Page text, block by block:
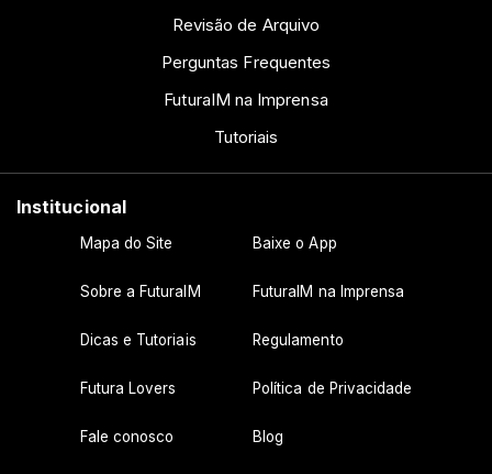
Revisão de Arquivo
Perguntas Frequentes
FuturaIM na Imprensa
Tutoriais
Institucional
Mapa do Site Baixe o App
Sobre a FuturaIM FuturaIM na Imprensa
Dicas e Tutoriais Regulamento
Futura Lovers Política de Privacidade
Fale conosco Blog